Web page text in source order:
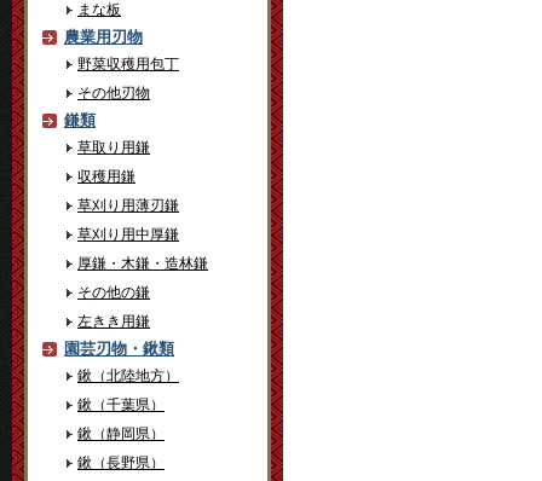
まな板
農業用刃物
野菜収穫用包丁
その他刃物
鎌類
草取り用鎌
収穫用鎌
草刈り用薄刃鎌
草刈り用中厚鎌
厚鎌・木鎌・造林鎌
その他の鎌
左きき用鎌
園芸刃物・鍬類
鍬（北陸地方）
鍬（千葉県）
鍬（静岡県）
鍬（長野県）